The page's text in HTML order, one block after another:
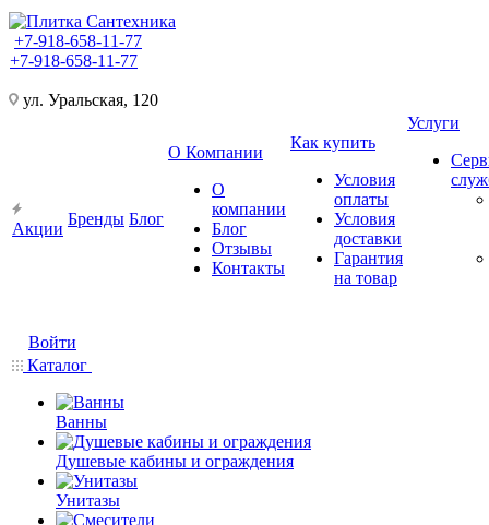
+7-918-658-11-77
+7-918-658-11-77
ул. Уральская, 120
Акции
Бренды Блог
О Компании
О
компании
Блог
Отзывы
Контакты
Как купить
Условия
оплаты
Условия
доставки
Гарантия
на товар
Услуги
Войти
Каталог
Ванны
Душевые кабины и ограждения
Унитазы